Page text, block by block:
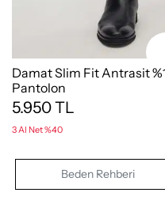
Damat Slim Fit Antrasit
Pantolon
5.950TL
3 Al Net %40
Beden Rehberi